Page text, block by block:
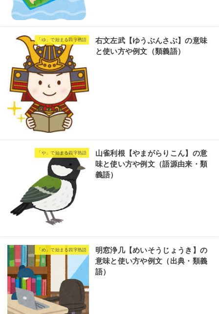
「ゆ」で始まる四字熟語
右文左武【ゆうぶんさぶ】の意味
と使い方や例文（類義語）
「や」で始まる四字熟語
山雀利根【やまがらりこん】の意
味と使い方や例文（語源由来・類
義語）
「め」で始まる四字熟語
明窓浄几【めいそうじょうき】の
意味と使い方や例文（出典・類義
語）